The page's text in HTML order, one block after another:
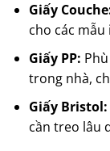
Giấy
cho các
Giấy PP:
trong nhà,
Giấy Bristol:
cần treo lâu